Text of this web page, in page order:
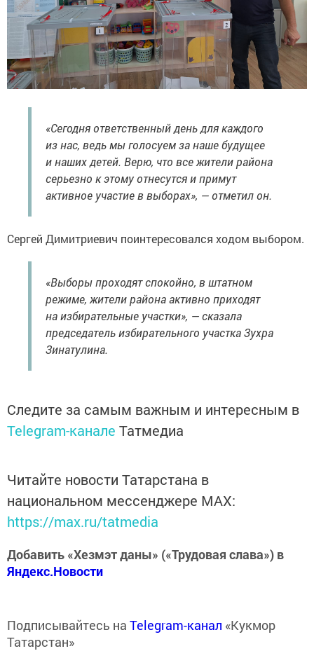
«Сегодня ответственный день для каждого
из нас, ведь мы голосуем за наше будущее
и наших детей. Верю, что все жители района
серьезно к этому отнесутся и примут
активное участие в выборах», — отметил он.
Сергей Димитриевич поинтересовался ходом выбором.
«Выборы проходят спокойно, в штатном
режиме, жители района активно приходят
на избирательные участки», — сказала
председатель избирательного участка Зухра
Зинатулина.
Следите за самым важным и интересным в
Telegram-канале Татмедиа
Читайте новости Татарстана в
национальном мессенджере MАХ:
https://max.ru/tatmedia
Добавить «Хезмэт даны» («Трудовая слава») в
Яндекс.Новости
Подписывайтесь на Telegram-канал «Кукмор
Татарстан»